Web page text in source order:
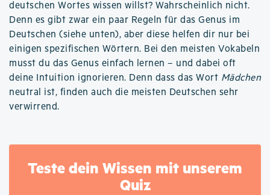
deutschen Wortes wissen willst? Wahrscheinlich nicht.
Denn es gibt zwar ein paar Regeln für das Genus im
Deutschen (siehe unten), aber diese helfen dir nur bei
einigen spezifischen Wörtern. Bei den meisten Vokabeln
musst du das Genus einfach lernen – und dabei oft
deine Intuition ignorieren. Denn dass das Wort Mädchen
neutral ist, finden auch die meisten Deutschen sehr
verwirrend.
Teste dein Wissen mit unserem
Quiz